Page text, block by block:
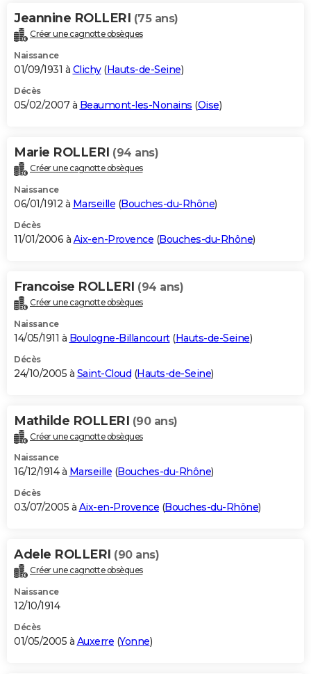
Jeannine ROLLERI (75 ans)
Créer une cagnotte obsèques
Naissance
01/09/1931 à Clichy(Hauts-de-Seine)
Décès
05/02/2007 à Beaumont-les-Nonains (Oise)
Marie ROLLERI (94 ans)
Créer une cagnotte obsèques
Naissance
06/01/1912 à Marseille (Bouches-du-Rhône)
Décès
11/01/2006 à Aix-en-Provence (Bouches-du-Rhône)
Francoise ROLLERI (94 ans)
Créer une cagnotte obsèques
Naissance
14/05/1911 à Boulogne-Billancourt(Hauts-de-Seine)
Décès
24/10/2005 à Saint-Cloud (Hauts-de-Seine)
Mathilde ROLLERI (90 ans)
Créer une cagnotte obsèques
Naissance
16/12/1914 à Marseille (Bouches-du-Rhône)
Décès
03/07/2005 à Aix-en-Provence (Bouches-du-Rhône)
Adele ROLLERI (90 ans)
Créer une cagnotte obsèques
Naissance
12/10/1914
Décès
01/05/2005 à Auxerre (Yonne)